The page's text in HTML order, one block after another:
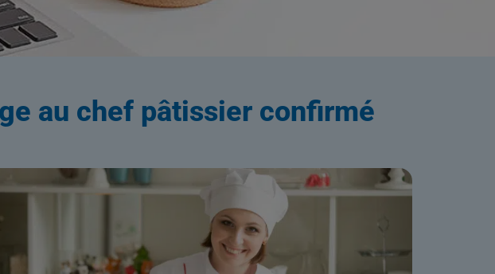
de Formation
au chef pâtissier confirmé